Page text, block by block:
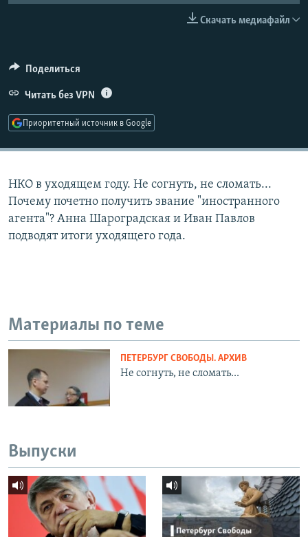
СОЦИАЛЬНЫЕ СЕТИ
Скачать медиафайл
Поделиться
Читать без VPN
Приоритетный источник в Google
НКО в уходящем году. Не согнуть, не сломать...
Почему почетно получить звание "иностранного
агента"? Анна Шароградская и Иван Павлов
подводят итоги уходящего года.
Материалы по теме
ПЕТЕРБУРГ СВОБОДЫ. АРХИВ
Не согнуть, не сломать...
Выпуски